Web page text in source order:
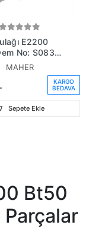
E2200
No: S083-
MAHER
KARGO
BEDAVA
Sepete Ekle
Bt50